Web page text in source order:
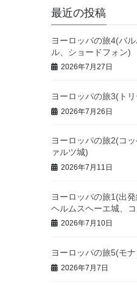
ド
レ
ス
最近の投稿
ヨーロッパの旅4(バ
ル、ショードフォン)
2026年7月27日
ヨーロッパの旅3(ト
2026年7月26日
ヨーロッパの旅2(コ
ァルツ城)
2026年7月11日
ヨーロッパの旅1(出
ヘルムスヘーエ城、
2026年7月10日
ヨーロッパの旅5(モ
2026年7月7日